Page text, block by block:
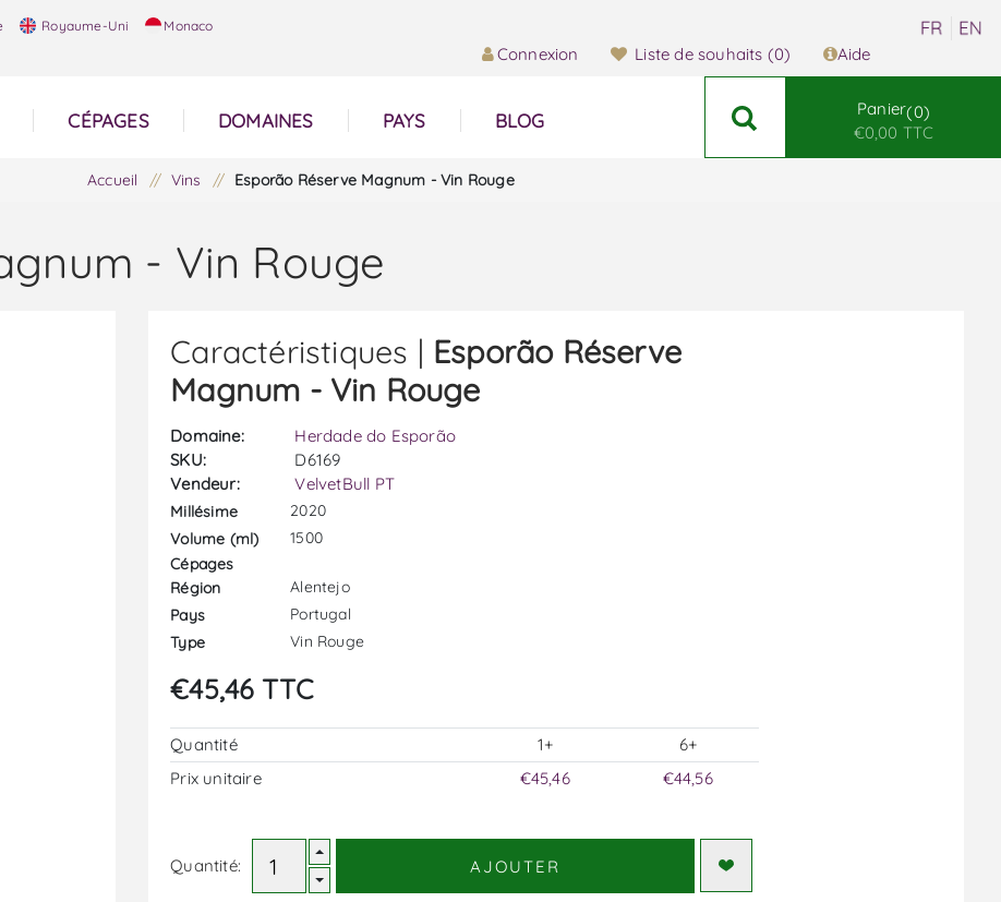
Royaume-Uni Monaco
Connexion Liste de souhaits (0) Aide
CÉPAGES DOMAINES PAYS BLOG
Panier 0
€0,00 TTC
Accueil / Vins / Esporão Réserve Magnum - Vin Rouge
- Vin Rouge
Caractéristiques | Esporão Réserve
Magnum - Vin Rouge
Domaine:
Herdade do Esporão
SKU:
D6169
Vendeur:
VelvetBull PT
Millésime
2020
Volume (ml)
1500
Cépages
Région
Alentejo
Pays
Portugal
Type
Vin Rouge
€45,46 TTC
Quantité 1+
6+
Prix ​​unitaire
€45,46 €44,56
Quantité: AJOUTER